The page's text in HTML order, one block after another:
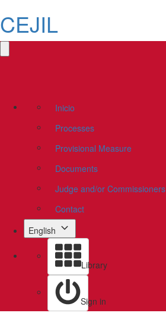
CEJIL
Inicio
Processes
Provisional Measure
Documents
Judge and/or Commissioners
Contact
English
Library
Sign in